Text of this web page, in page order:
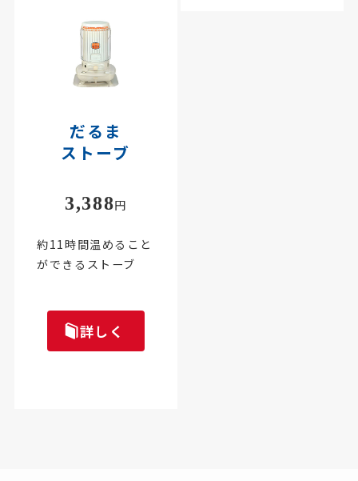
だるま
ストーブ
3,388円
約11時間温めること
ができるストーブ
詳しく